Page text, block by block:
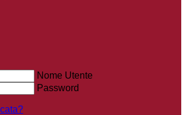
Nome Utente
Password